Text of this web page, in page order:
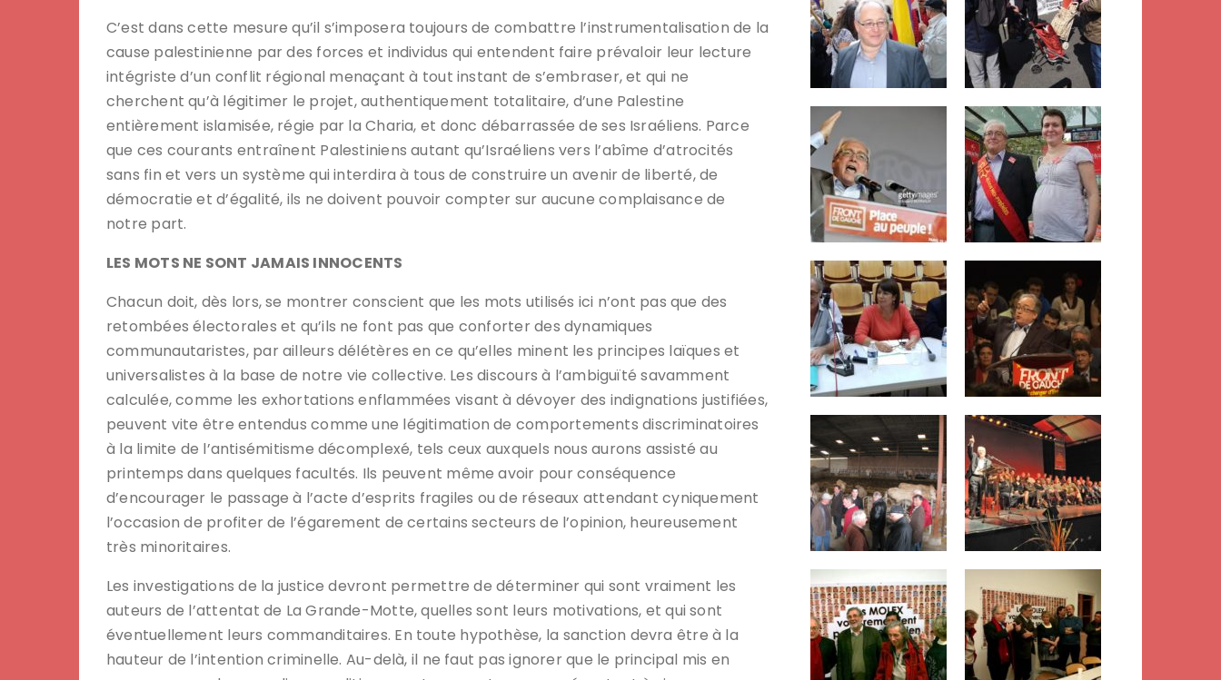
C’est dans cette mesure qu’il s’imposera toujours de combattre l’instrumentalisation de la
cause palestinienne par des forces et individus qui entendent faire prévaloir leur lecture
intégriste d’un conflit régional menaçant à tout instant de s’embraser, et qui ne
cherchent qu’à légitimer le projet, authentiquement totalitaire, d’une Palestine
entièrement islamisée, régie par la Charia, et donc débarrassée de ses Israéliens. Parce
que ces courants entraînent Palestiniens autant qu’Israéliens vers l’abîme d’atrocités
sans fin et vers un système qui interdira à tous de construire un avenir de liberté, de
démocratie et d’égalité, ils ne doivent pouvoir compter sur aucune complaisance de
notre part.
LES MOTS NE SONT JAMAIS INNOCENTS
Chacun doit, dès lors, se montrer conscient que les mots utilisés ici n’ont pas que des
retombées électorales et qu’ils ne font pas que conforter des dynamiques
communautaristes, par ailleurs délétères en ce qu’elles minent les principes laïques et
universalistes à la base de notre vie collective. Les discours à l’ambiguïté savamment
calculée, comme les exhortations enflammées visant à dévoyer des indignations justifiées,
peuvent vite être entendus comme une légitimation de comportements discriminatoires
à la limite de l’antisémitisme décomplexé, tels ceux auxquels nous aurons assisté au
printemps dans quelques facultés. Ils peuvent même avoir pour conséquence
d’encourager le passage à l’acte d’esprits fragiles ou de réseaux attendant cyniquement
l’occasion de profiter de l’égarement de certains secteurs de l’opinion, heureusement
très minoritaires.
Les investigations de la justice devront permettre de déterminer qui sont vraiment les
auteurs de l’attentat de La Grande-Motte, quelles sont leurs motivations, et qui sont
éventuellement leurs commanditaires. En toute hypothèse, la sanction devra être à la
hauteur de l’intention criminelle. Au-delà, il ne faut pas ignorer que le principal mis en